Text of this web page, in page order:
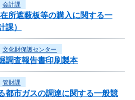
会計課
所遮蔽板等の購入に関する一
課）
文化財保護センター
調査報告書印刷製本
管財課
都市ガスの調達に関する一般競